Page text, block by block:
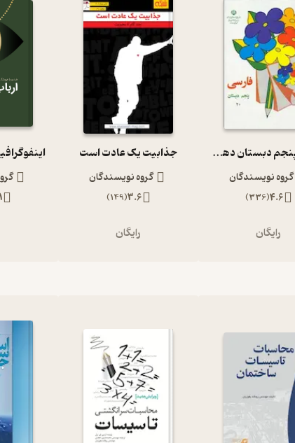
فارسی پنجم دبستان دهه 60
گروه نویسندگان
4.6
(
336
)
رایگان
جذابیت یک عادت است
گروه نویسندگان
3.6
(
149
)
رایگان